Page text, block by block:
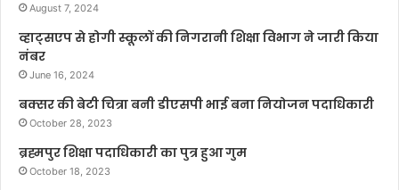
August 7, 2024
व्हाट्सएप से होगी स्कूलों की निगरानी शिक्षा विभाग ने जारी किया
नंबर
June 16, 2024
बक्सर की बेटी चित्रा बनी डीएसपी भाई बना नियोजन पदाधिकारी
October 28, 2023
ब्रह्मपुर शिक्षा पदाधिकारी का पुत्र हुआ गुम
October 18, 2023